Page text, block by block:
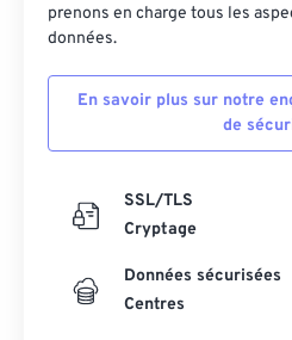
prenons en charge tous les
données.
En savoir plus sur notre
de
SSL/TLS
Cryptage
Données sécurisées
Centres